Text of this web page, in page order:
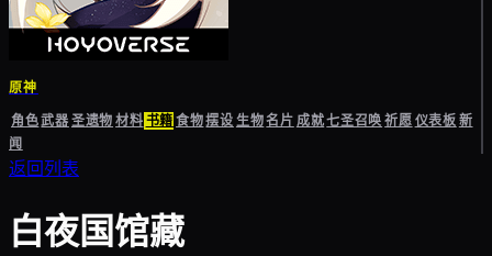
原神
角色武器圣遗物材料书籍食物摆设生物名片成就七圣召唤祈愿仪表板新
闻
返回列表
白夜国馆藏